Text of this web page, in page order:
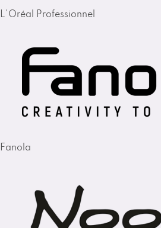
L'Oréal Professionnel
Fanola